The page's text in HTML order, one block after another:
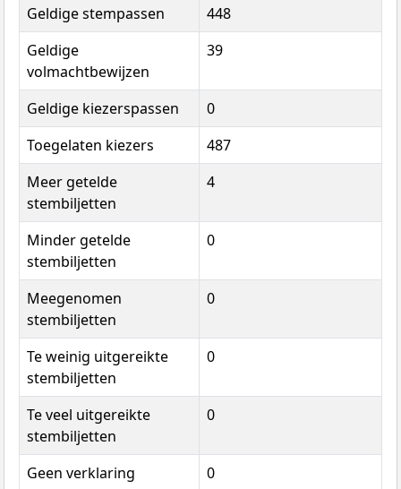
Geldige stempassen
448
Geldige
volmachtbewijzen
39
Geldige kiezerspassen
0
Toegelaten kiezers
487
Meer getelde
stembiljetten
4
Minder getelde
stembiljetten
0
Meegenomen
stembiljetten
0
Te weinig uitgereikte
stembiljetten
0
Te veel uitgereikte
stembiljetten
0
Geen verklaring 0